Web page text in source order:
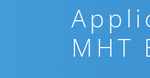
MHT